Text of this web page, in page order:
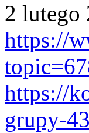
2 lutego
https://
https://
grupy-